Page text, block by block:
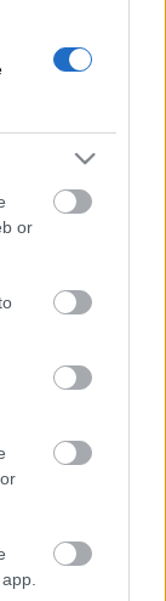
or
de ahora
Hazard. ¡A
Siovas,
(COVID-
19),
rodilla).
volver a la